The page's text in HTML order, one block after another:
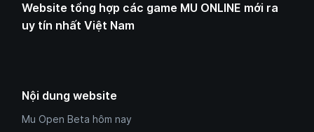
Website tổng hợp các game MU ONLINE mới ra
uy tín nhất Việt Nam
Nội dung website
Mu Open Beta hôm nay